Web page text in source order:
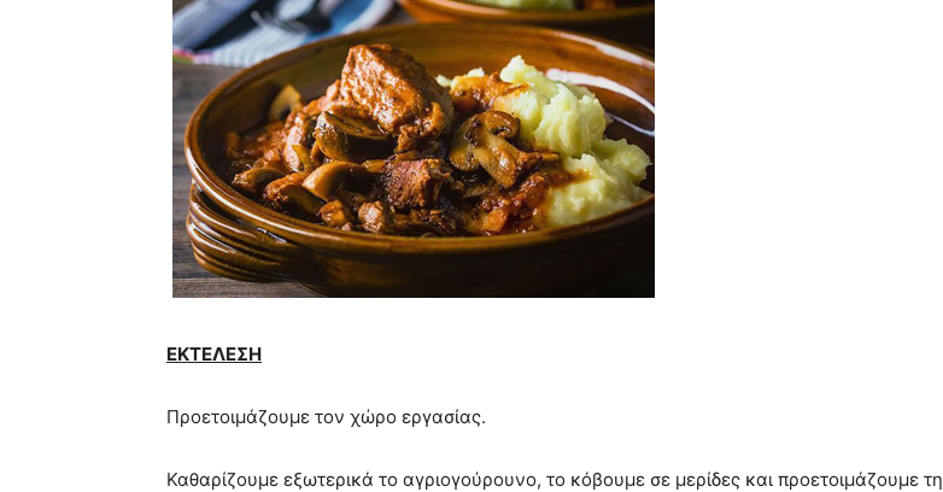
ΕΚΤΕΛΕΣΗ
Προετοιμάζουμε τον χώρο εργασίας.
Καθαρίζουμε εξωτερικά το αγριογούρουνο, το κόβουμε σε μερίδες και προετοιμάζουμε τη